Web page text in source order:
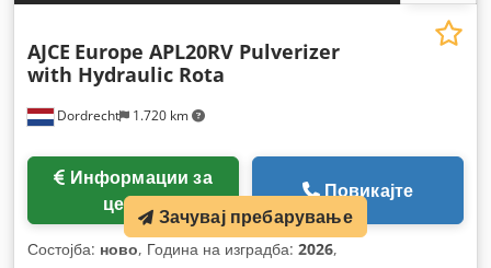
Dordrecht 1.720 km
AJCE Europe APL20RV Pulverizer
with Hydraulic Rota
цената
Повикајте
Состојба: ново, Година на изградба: 2026,
Зачувај пребарување